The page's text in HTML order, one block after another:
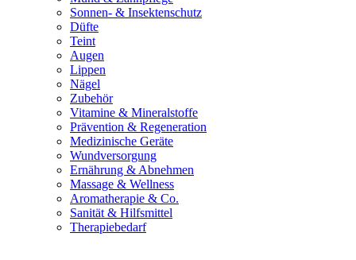
Sonnen- & Insektenschutz
Düfte
Teint
Augen
Lippen
Nägel
Zubehör
Vitamine & Mineralstoffe
Prävention & Regeneration
Medizinische Geräte
Wundversorgung
Ernährung & Abnehmen
Massage & Wellness
Aromatherapie & Co.
Sanität & Hilfsmittel
Therapiebedarf